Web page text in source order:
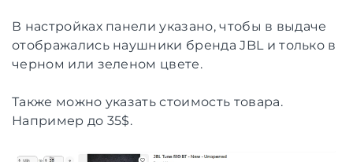
В настройках панели указано, чтобы в выдаче
отображались наушники бренда JBL и только в
черном или зеленом цвете.
Также можно указать стоимость товара.
Например до 35$.